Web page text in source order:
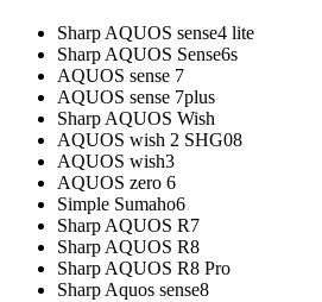
Sharp AQUOS sense4 lite
Sharp AQUOS Sense6s
AQUOS sense 7
AQUOS sense 7plus
Sharp AQUOS Wish
AQUOS wish 2 SHG08
AQUOS wish3
AQUOS zero 6
Simple Sumaho6
Sharp AQUOS R7
Sharp AQUOS R8
Sharp AQUOS R8 Pro
Sharp Aquos sense8